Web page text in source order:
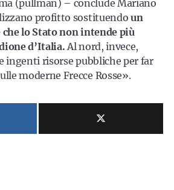
(pullman) – conclude Mariano
profitto sostituendo un
lo Stato non intende più
d’Italia.Al nord, invece,
ingenti risorse pubbliche per far
moderne Frecce Rosse».